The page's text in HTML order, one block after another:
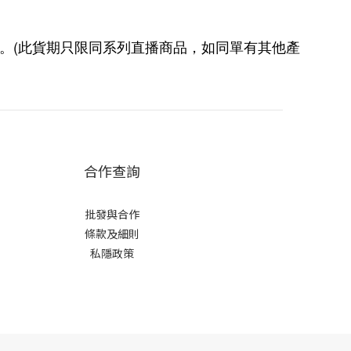
(此貨期只限同系列直播商品，如同單有其他產
合作查詢
批發與合作
條款及細則
私隱政策